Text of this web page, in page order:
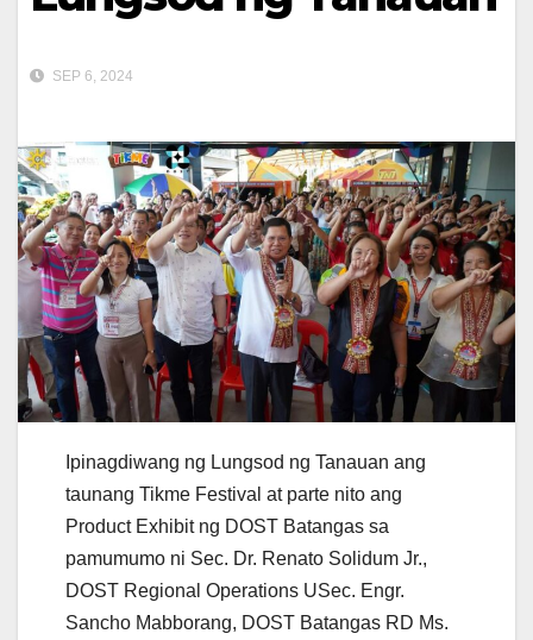
SEP 6, 2024
Ipinagdiwang ng Lungsod ng Tanauan ang
taunang Tikme Festival at parte nito ang
Product Exhibit ng DOST Batangas sa
pamumumo ni Sec. Dr. Renato Solidum Jr.,
DOST Regional Operations USec. Engr.
Sancho Mabborang, DOST Batangas RD Ms.